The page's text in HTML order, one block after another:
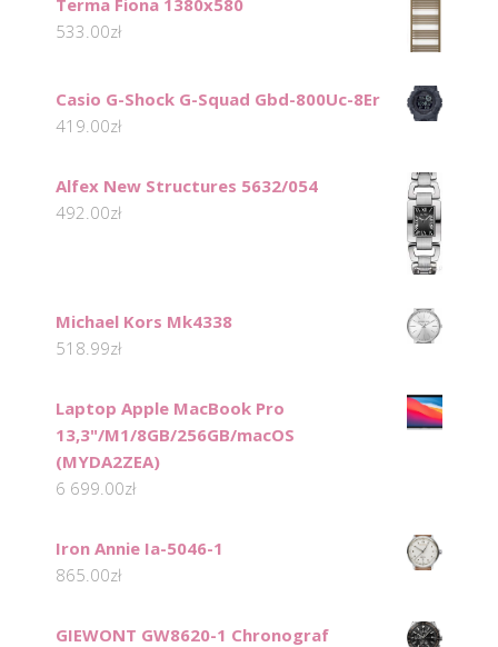
Terma Fiona 1380x580
533.00zł
Casio G-Shock G-Squad Gbd-800Uc-8Er
419.00zł
Alfex New Structures 5632/054
492.00zł
Michael Kors Mk4338
518.99zł
Laptop Apple MacBook Pro
13,3"/M1/8GB/256GB/macOS
(MYDA2ZEA)
6 699.00zł
Iron Annie Ia-5046-1
865.00zł
GIEWONT GW8620-1 Chronograf